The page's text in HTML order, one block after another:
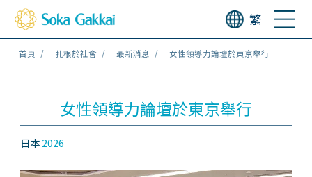
繁
首頁 扎根於社會 最新消息 女性領導力論壇於東京舉行
女性領導力論壇於東京舉行
日本2026